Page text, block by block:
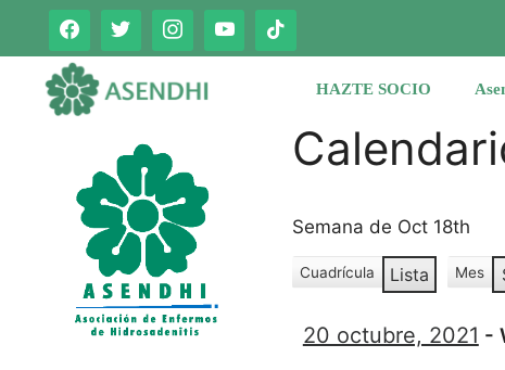
Saltar
contenido
HAZTE SOCIO
Semana de Oct 18th
V
r
c
Cuadrícula
V
r
Lista Mes
20 octubre, 2021 -